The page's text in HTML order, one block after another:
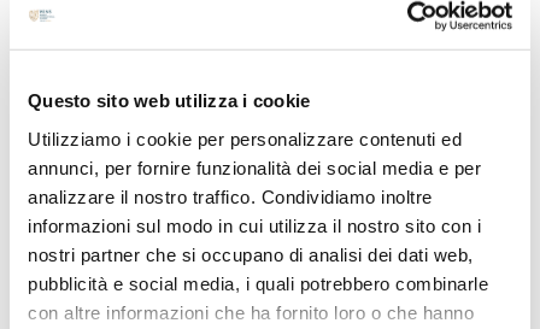
Questo sito web utilizza i cookie
Utilizziamo i cookie per personalizzare contenuti ed
annunci, per fornire funzionalità dei social media e per
analizzare il nostro traffico. Condividiamo inoltre
informazioni sul modo in cui utilizza il nostro sito con i
nostri partner che si occupano di analisi dei dati web,
pubblicità e social media, i quali potrebbero combinarle
con altre informazioni che ha fornito loro o che hanno
Marzo 2024
Febbraio 2024
Dicembre 2023
Settembre 2023
Giugno 2023
Maggio 2023